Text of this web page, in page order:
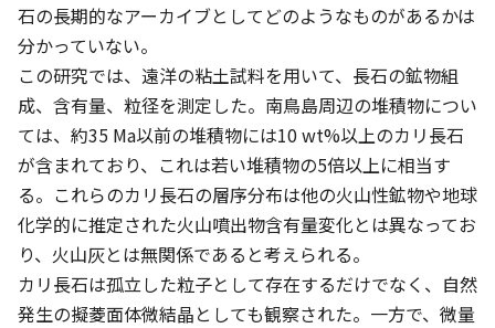
石の長期的なアーカイブとしてどのようなものがあるかは
分かっていない。
この研究では、遠洋の粘土試料を用いて、長石の鉱物組
成、含有量、粒径を測定した。南鳥島周辺の堆積物につい
ては、約35 Ma以前の堆積物には10 wt%以上のカリ長石
が含まれており、これは若い堆積物の5倍以上に相当す
る。これらのカリ長石の層序分布は他の火山性鉱物や地球
化学的に推定された火山噴出物含有量変化とは異なってお
り、火山灰とは無関係であると考えられる。
カリ長石は孤立した粒子として存在するだけでなく、自然
発生の擬菱面体微結晶としても観察された。一方で、微量